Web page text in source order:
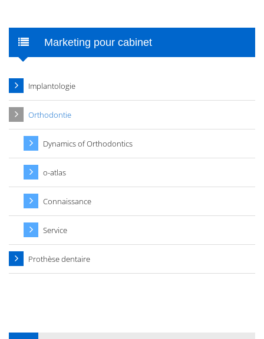
Marketing pour cabinet
Implantologie
Orthodontie
Dynamics of Orthodontics
o-atlas
Connaissance
Service
Prothèse dentaire